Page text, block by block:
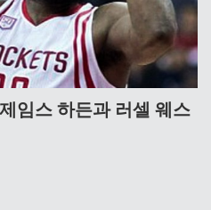
임스 하든과 러셀 웨스